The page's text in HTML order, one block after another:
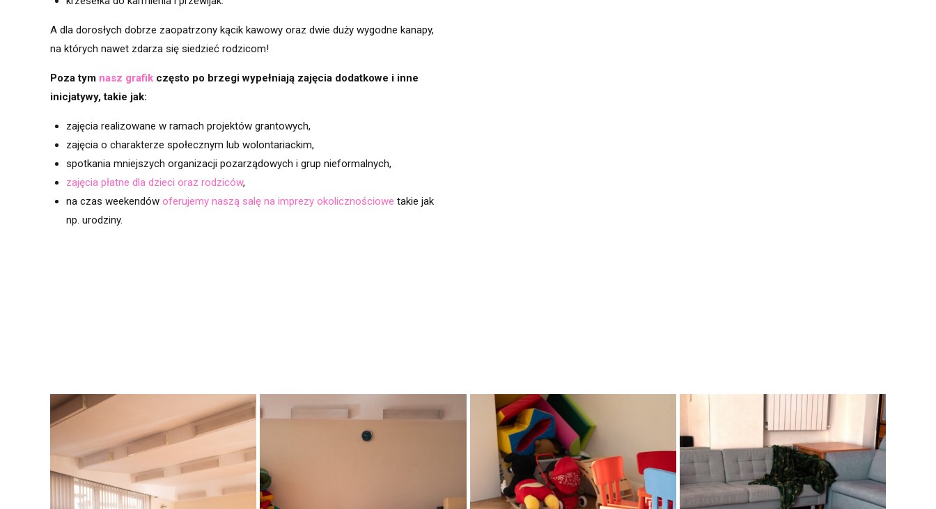
A dla dorosłych dobrze zaopatrzony kącik kawowy oraz dwie duży wygodne kanapy,
na których nawet zdarza się siedzieć rodzicom!
Poza tym nasz grafik często po brzegi wypełniają zajęcia dodatkowe i inne
inicjatywy, takie jak:
zajęcia realizowane w ramach projektów grantowych,
zajęcia o charakterze społecznym lub wolontariackim,
spotkania mniejszych organizacji pozarządowych i grup nieformalnych,
zajęcia płatne dla dzieci oraz rodziców,
na czas weekendów oferujemy naszą salę na imprezy okolicznościowe takie jak
np. urodziny.